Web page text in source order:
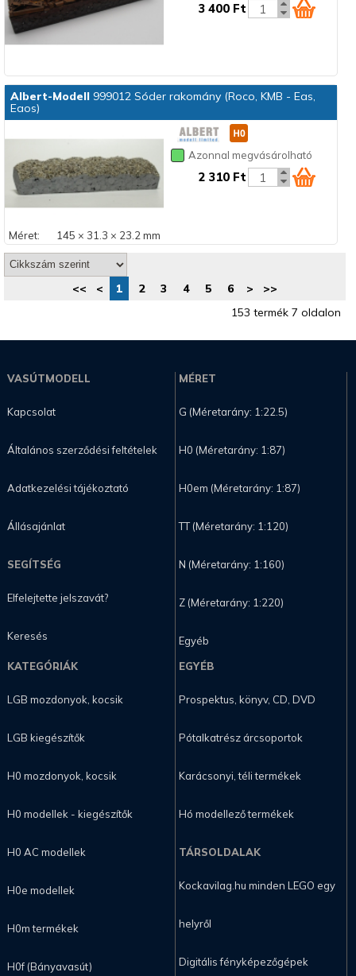
3 400 Ft
Albert-Modell999012 Sóder rakomány (Roco, KMB - Eas,
Eaos)
Azonnal megvásárolható
2 310 Ft
Méret: 145 × 31.3 × 23.2 mm
<< < 1 2 3 4 5 6 >
>>
153 termék 7 oldalon
VASÚTMODELL
Kapcsolat
Általános szerződési feltételek
Adatkezelési tájékoztató
Állásajánlat
SEGÍTSÉG
Elfelejtette jelszavát?
Keresés
MÉRET
G (Méretarány: 1:22.5)
H0 (Méretarány: 1:87)
H0em (Méretarány: 1:87)
TT (Méretarány: 1:120)
N (Méretarány: 1:160)
Z (Méretarány: 1:220)
Egyéb
KATEGÓRIÁK
LGB mozdonyok, kocsik
LGB kiegészítők
H0 mozdonyok, kocsik
H0 modellek - kiegészítők
H0 AC modellek
H0e modellek
H0m termékek
H0f (Bányavasút)
EGYÉB
Prospektus, könyv, CD, DVD
Pótalkatrész árcsoportok
Karácsonyi, téli termékek
Hó modellező termékek
TÁRSOLDALAK
Kockavilag.hu minden LEGO egy
helyről
Digitális fényképezőgépek